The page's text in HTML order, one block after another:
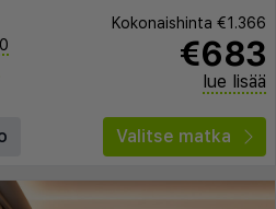
Kokonaishinta €1.366
€683
lue lisää
Valitse matka